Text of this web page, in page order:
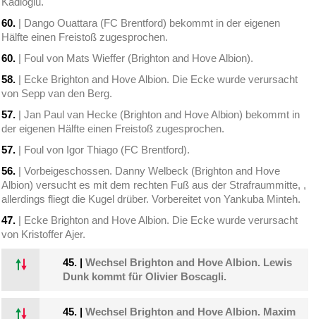
60. | Dango Ouattara (FC Brentford) bekommt in der eigenen
Hälfte einen Freistoß zugesprochen.
60. | Foul von Mats Wieffer (Brighton and Hove Albion).
58. | Ecke Brighton and Hove Albion. Die Ecke wurde verursacht
von Sepp van den Berg.
57. | Jan Paul van Hecke (Brighton and Hove Albion) bekommt in
der eigenen Hälfte einen Freistoß zugesprochen.
57. | Foul von Igor Thiago (FC Brentford).
56. | Vorbeigeschossen. Danny Welbeck (Brighton and Hove
Albion) versucht es mit dem rechten Fuß aus der Strafraummitte, ,
allerdings fliegt die Kugel drüber. Vorbereitet von Yankuba Minteh.
47. | Ecke Brighton and Hove Albion. Die Ecke wurde verursacht
von Kristoffer Ajer.
45. |Wechsel Brighton and Hove Albion. Lewis
Dunk kommt für Olivier Boscagli.
45. |Wechsel Brighton and Hove Albion. Maxim